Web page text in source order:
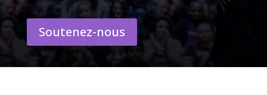
Soutenez-nous